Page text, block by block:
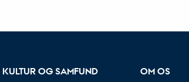
KULTUR OG SAMFUND OM OS